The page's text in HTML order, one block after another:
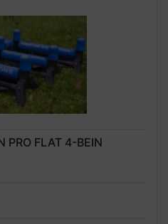
PRO FLAT 4-BEIN